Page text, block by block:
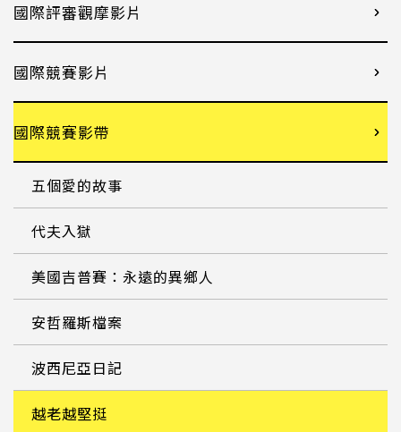
國際評審觀摩影片
國際競賽影片
國際競賽影帶
五個愛的故事
代夫入獄
美國吉普賽：永遠的異鄉人
安哲羅斯檔案
波西尼亞日記
越老越堅挺